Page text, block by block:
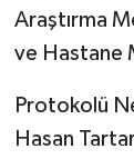
Araştırma
ve Hastane
Protokolü
Hasan